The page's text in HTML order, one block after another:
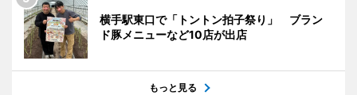
横手駅東口で「トントン拍子祭り」 ブラン
ド豚メニューなど10店が出店
もっと見る